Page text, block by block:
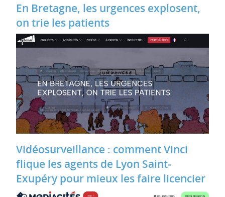
En Bretagne, les urgences explosent,
on trie les patients
Vidéosurveillance : comment Vinci
flique les agents de Lyon Saint‐
Exupéry pour mieux les faire licencier